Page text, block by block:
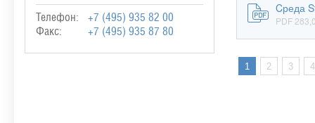
Телефон:
+7 (495) 935 82 00
Факс:
+7 (495) 935 87 80
Cреда
PDF
1 2 3 4